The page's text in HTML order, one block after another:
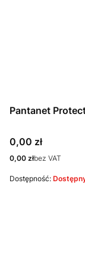
Pantanet
Cena
0,00 zł
Cena
0,00 złbez VAT
Dostępność: